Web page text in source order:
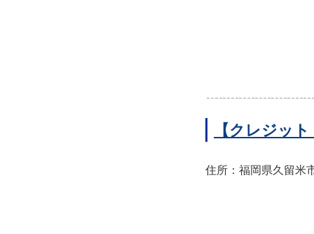
【クレジッ
住所：福岡県久留米